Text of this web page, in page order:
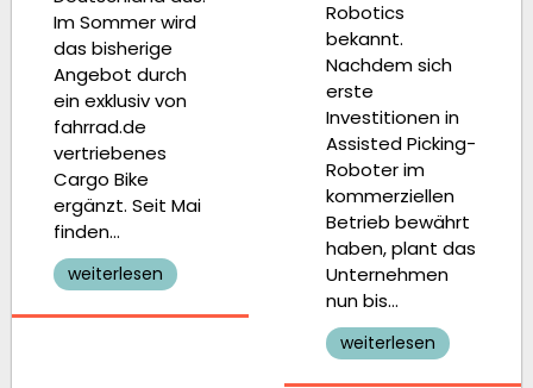
Im Sommer wird
das bisherige
Angebot durch
ein exklusiv von
fahrrad.de
vertriebenes
Cargo Bike
ergänzt. Seit Mai
finden…
weiterlesen
Robotics
bekannt.
Nachdem sich
erste
Investitionen in
Assisted Picking-
Roboter im
kommerziellen
Betrieb bewährt
haben, plant das
Unternehmen
nun bis…
weiterlesen